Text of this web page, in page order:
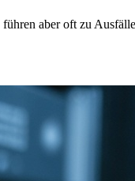
aber oft zu